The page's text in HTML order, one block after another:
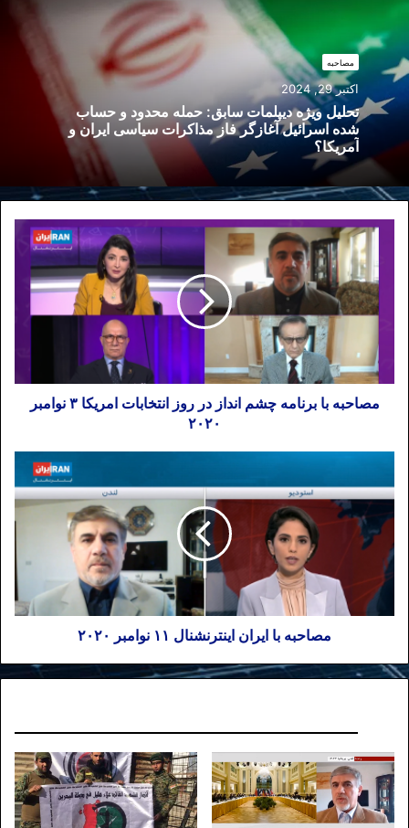
مصاحبه
اکتبر 29, 2024
تحلیل ویژه دیپلمات سابق: حمله محدود و حساب
شده اسرائیل آغازگر فاز مذاکرات سیاسی ایران و
آمریکا؟
مصاحبه با برنامه چشم انداز در روز انتخابات امریکا ۳ نوامبر
۲۰۲۰
مصاحبه با ایران اینترنشنال ۱۱ نوامبر ۲۰۲۰